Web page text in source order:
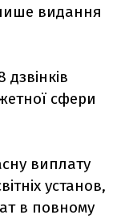
видання
сфери
виплату
установ,
в повному